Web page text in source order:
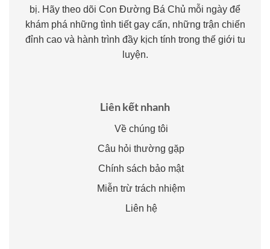
bị. Hãy theo dõi Con Đường Bá Chủ mỗi ngày để
khám phá những tình tiết gay cấn, những trận chiến
đỉnh cao và hành trình đầy kịch tính trong thế giới tu
luyện.
Liên kết nhanh
Về chúng tôi
Câu hỏi thường gặp
Chính sách bảo mật
Miễn trừ trách nhiệm
Liên hệ